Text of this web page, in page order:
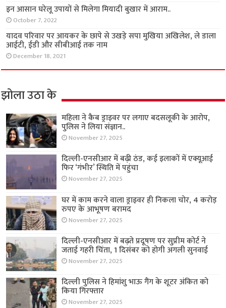
इन आसान घरेलू उपायों से मिलेगा मियादी बुखार में आराम..
October 7, 2022
यादव परिवार पर आयकर के छापे से उखड़े सपा मुखिया अखिलेश, ले डाला
आईटी, ईडी और सीबीआई तक नाम
December 18, 2021
झोला उठा के
महिला ने कैब ड्राइवर पर लगाए बदसलूकी के आरोप,
पुलिस ने लिया संज्ञान..
November 27, 2025
दिल्ली-एनसीआर में बढ़ी ठंड, कई इलाकों में एक्यूआई
फिर ‘गंभीर’ स्थिति में पहुंचा
November 27, 2025
घर में काम करने वाला ड्राइवर ही निकला चोर, 4 करोड़
रुपए के आभूषण बरामद
November 27, 2025
दिल्ली-एनसीआर में बढ़ते प्रदूषण पर सुप्रीम कोर्ट ने
जताई गहरी चिंता, 1 दिसंबर को होगी अगली सुनवाई
November 27, 2025
दिल्ली पुलिस ने हिमांशु भाऊ गैंग के शूटर अंकित को
किया गिरफ्तार
November 27, 2025